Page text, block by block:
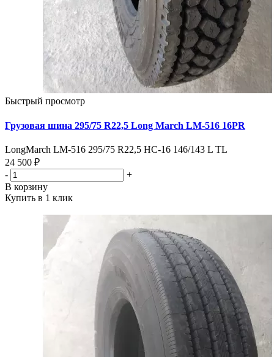
Быстрый просмотр
Грузовая шина 295/75 R22,5 Long March LM-516 16PR
LongMarch LM-516 295/75 R22,5 НС-16 146/143 L TL
24 500 ₽
-
+
В корзину
Купить в 1 клик